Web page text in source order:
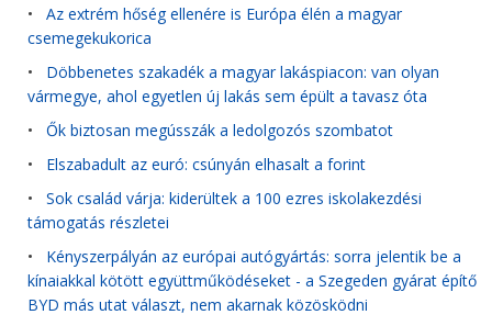
• Az extrém hőség ellenére is Európa élén a magyar
csemegekukorica
• Döbbenetes szakadék a magyar lakáspiacon: van olyan
vármegye, ahol egyetlen új lakás sem épült a tavasz óta
• Ők biztosan megússzák a ledolgozós szombatot
• Elszabadult az euró: csúnyán elhasalt a forint
• Sok család várja: kiderültek a 100 ezres iskolakezdési
támogatás részletei
• Kényszerpályán az európai autógyártás: sorra jelentik be a
kínaiakkal kötött együttműködéseket - a Szegeden gyárat építő
BYD más utat választ, nem akarnak közösködni